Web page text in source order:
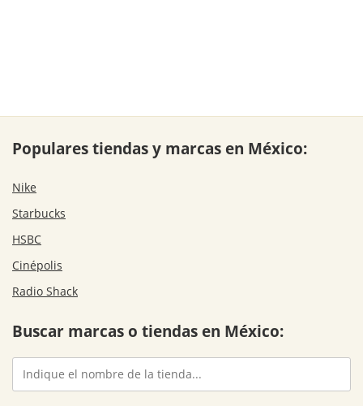
Populares tiendas y marcas en México:
Nike
Starbucks
HSBC
Cinépolis
Radio Shack
Buscar marcas o tiendas en México: